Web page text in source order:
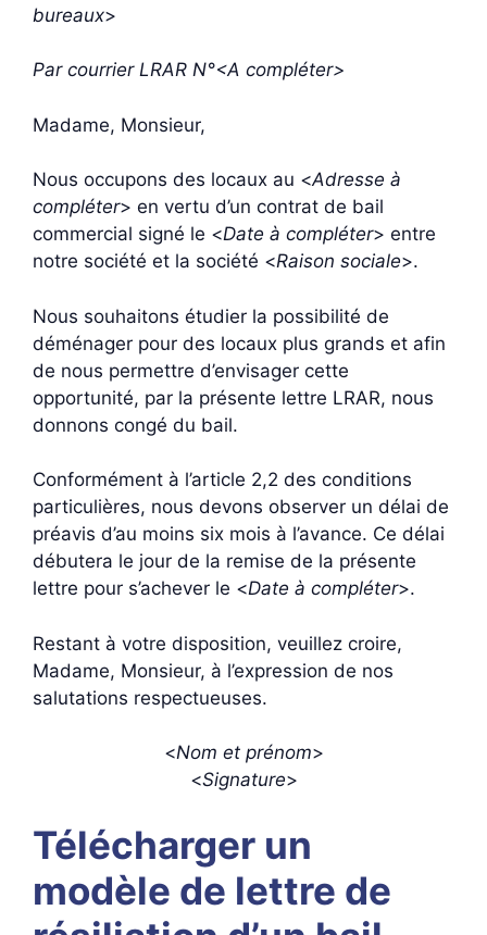
bureaux>
Par courrier LRAR N°<A compléter>
Madame, Monsieur,
Nous occupons des locaux au <Adresse à
compléter> en vertu d’un contrat de bail
commercial signé le <Date à compléter> entre
notre société et la société <Raison sociale>.
Nous souhaitons étudier la possibilité de
déménager pour des locaux plus grands et afin
de nous permettre d’envisager cette
opportunité, par la présente lettre LRAR, nous
donnons congé du bail.
Conformément à l’article 2,2 des conditions
particulières, nous devons observer un délai de
préavis d’au moins six mois à l’avance. Ce délai
débutera le jour de la remise de la présente
lettre pour s’achever le <Date à compléter>.
Restant à votre disposition, veuillez croire,
Madame, Monsieur, à l’expression de nos
salutations respectueuses.
<Nom et prénom>
<Signature>
Télécharger un
modèle de lettre de